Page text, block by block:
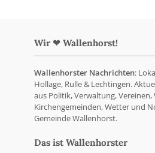
Wir ❤ Wallenhorst!
Wallenhorster Nachrichten:
Hollage, Rulle & Lechtingen.
aus Politik, Verwaltung, Vereinen,
Kirchengemeinden, Wetter und
Gemeinde Wallenhorst.
Das ist Wallenhorster